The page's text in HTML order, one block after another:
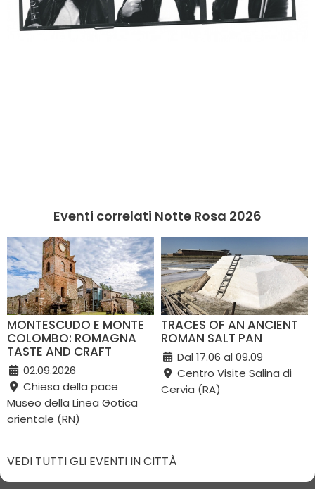
Eventi correlati Notte Rosa 2026
MONTESCUDO E MONTE
COLOMBO: ROMAGNA
TASTE AND CRAFT
02.09.2026
Chiesa della pace
Museo della Linea Gotica
orientale (RN)
TRACES OF AN ANCIENT
ROMAN SALT PAN
Dal 17.06 al 09.09
Centro Visite Salina di
Cervia (RA)
VEDI TUTTI GLI EVENTI IN CITTÀ